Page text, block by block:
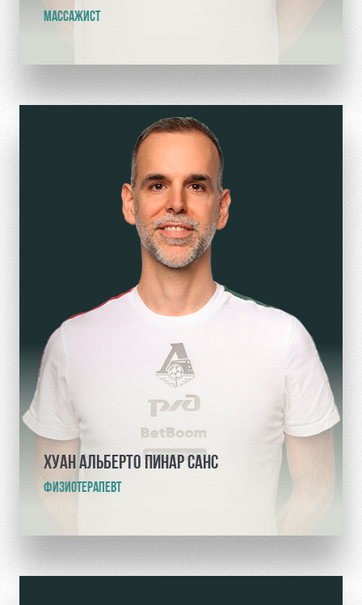
МАССАЖИСТ
ХУАН АЛЬБЕРТО ПИНАР САНС
ФИЗИОТЕРАПЕВТ